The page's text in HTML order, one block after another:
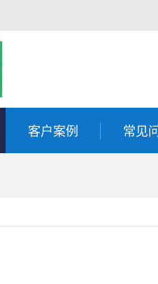
客户案例 常见